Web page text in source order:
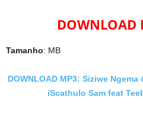
DOWNLOAD
Tamanho: MB
DOWNLOAD MP3: Siziwe
iScathulo Sam feat